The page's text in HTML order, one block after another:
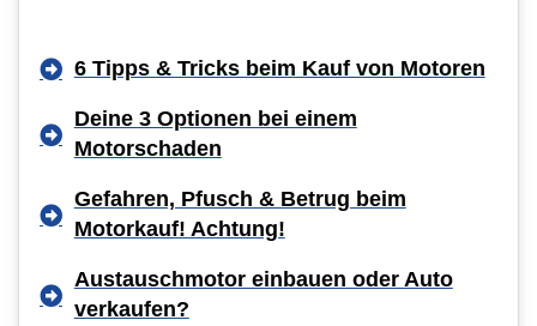
6 Tipps & Tricks beim Kauf von Motoren
Deine 3 Optionen bei einem
Motorschaden
Gefahren, Pfusch & Betrug beim
Motorkauf! Achtung!
Austauschmotor einbauen oder Auto
verkaufen?